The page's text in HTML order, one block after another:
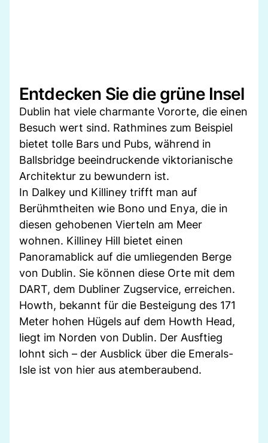
Entdecken Sie die grüne Insel
Dublin hat viele charmante Vororte, die einen
Besuch wert sind. Rathmines zum Beispiel
bietet tolle Bars und Pubs, während in
Ballsbridge beeindruckende viktorianische
Architektur zu bewundern ist.
In Dalkey und Killiney trifft man auf
Berühmtheiten wie Bono und Enya, die in
diesen gehobenen Vierteln am Meer
wohnen. Killiney Hill bietet einen
Panoramablick auf die umliegenden Berge
von Dublin. Sie können diese Orte mit dem
DART, dem Dubliner Zugservice, erreichen.
Howth, bekannt für die Besteigung des 171
Meter hohen Hügels auf dem Howth Head,
liegt im Norden von Dublin. Der Ausftieg
lohnt sich – der Ausblick über die Emerals-
Isle ist von hier aus atemberaubend.